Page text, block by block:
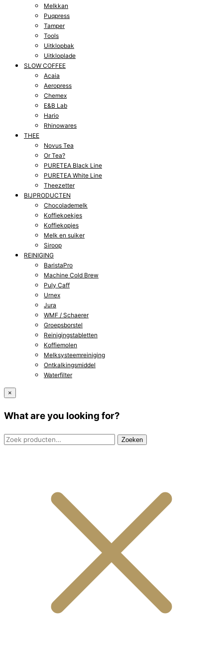
Melkkan
Puqpress
Tamper
Tools
Uitklopbak
Uitkloplade
SLOW COFFEE
Acaia
Aeropress
Chemex
E&B Lab
Hario
Rhinowares
THEE
Novus Tea
Or Tea?
PURETEA Black Line
PURETEA White Line
Theezetter
BIJPRODUCTEN
Chocolademelk
Koffiekoekjes
Koffiekopjes
Melk en suiker
Siroop
REINIGING
BaristaPro
Machine Cold Brew
Puly Caff
Urnex
Jura
WMF / Schaerer
Groepsborstel
Reinigingstabletten
Koffiemolen
Melksysteemreiniging
Ontkalkingsmiddel
Waterfilter
×
What are you looking for?
Zoeken
Zoeken